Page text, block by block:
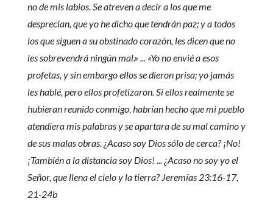
no de mis labios. Se atreven a decir a los que me
desprecian, que yo he dicho que tendrán paz; y a todos
los que siguen a su obstinado corazón, les dicen que no
les sobrevendrá ningún mal.» ... «Yo no envié a esos
profetas, y sin embargo ellos se dieron prisa; yo jamás
les hablé, pero ellos profetizaron. Si ellos realmente se
hubieran reunido conmigo, habrían hecho que mi pueblo
atendiera mis palabras y se apartara de su mal camino y
de sus malas obras. ¿Acaso soy Dios sólo de cerca? ¡No!
¡También a la distancia soy Dios! ... ¿Acaso no soy yo el
Señor, que llena el cielo y la tierra? Jeremías 23:16-17,
21-24b